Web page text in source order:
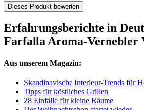
Dieses Produkt bewerten
Erfahrungsberichte in
Farfalla Aroma-Vernebler
Aus unserem Magazin:
Skandinavische Interieur-Trends für
Tipps für köstliches Grillen
28 Einfälle für kleine Räume